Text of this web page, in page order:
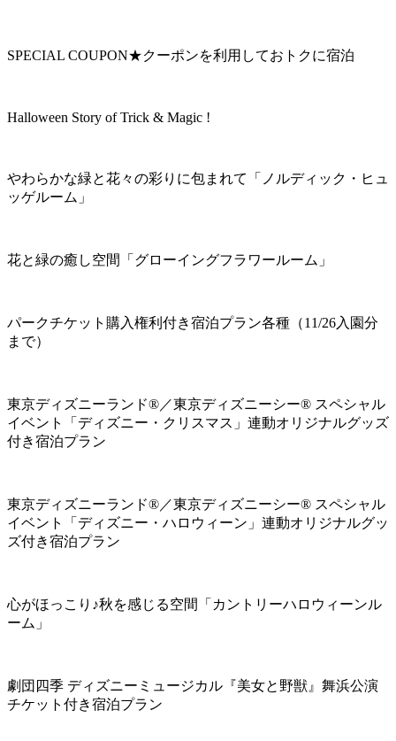
SPECIAL COUPON★クーポンを利用しておトクに宿泊
Halloween Story of Trick & Magic !
やわらかな緑と花々の彩りに包まれて「ノルディック・ヒュ
ッゲルーム」
花と緑の癒し空間「グローイングフラワールーム」
パークチケット購入権利付き宿泊プラン各種（11/26入園分
まで）
東京ディズニーランド®／東京ディズニーシー® スペシャル
イベント「ディズニー・クリスマス」連動オリジナルグッズ
付き宿泊プラン
東京ディズニーランド®／東京ディズニーシー® スペシャル
イベント「ディズニー・ハロウィーン」連動オリジナルグッ
ズ付き宿泊プラン
心がほっこり♪秋を感じる空間「カントリーハロウィーンル
ーム」
劇団四季 ディズニーミュージカル『美女と野獣』舞浜公演
チケット付き宿泊プラン